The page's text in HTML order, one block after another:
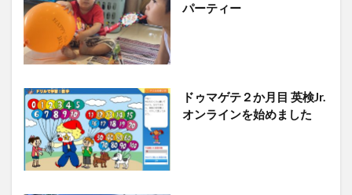
パーティー
ドゥマゲテ２か月目 英検Jr.
オンラインを始めました